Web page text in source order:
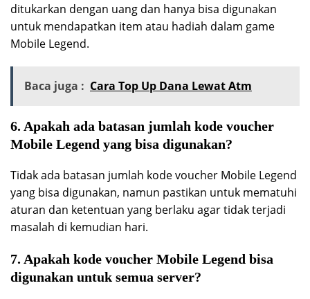
ditukarkan dengan uang dan hanya bisa digunakan
untuk mendapatkan item atau hadiah dalam game
Mobile Legend.
Baca juga : Cara Top Up Dana Lewat Atm
6. Apakah ada batasan jumlah kode voucher
Mobile Legend yang bisa digunakan?
Tidak ada batasan jumlah kode voucher Mobile Legend
yang bisa digunakan, namun pastikan untuk mematuhi
aturan dan ketentuan yang berlaku agar tidak terjadi
masalah di kemudian hari.
7. Apakah kode voucher Mobile Legend bisa
digunakan untuk semua server?